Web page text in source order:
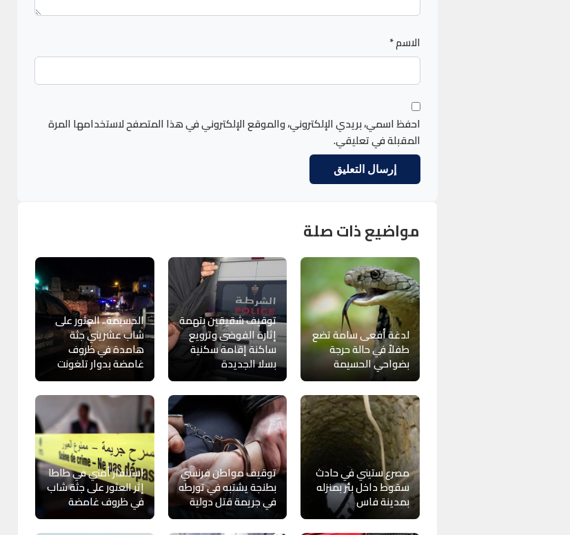
الاسم*
احفظ اسمي، بريدي الإلكتروني، والموقع الإلكتروني في هذا المتصفح لاستخدامها المرة
المقبلة في تعليقي.
مواضيع ذات صلة
لدغة أفعى سامة تضع
طفلاً في حالة حرجة
بضواحي الحسيمة
توقيف شقيقين بتهمة
إثارة الفوضى وترويع
ساكنة إقامة سكنية
بسلا الجديدة
الحسيمة.. العثور على
شاب عشريني جثة
هامدة في ظروف
غامضة بدوار تلغونت
مصرع ستيني في حادث
سقوط داخل بئر بمنزله
بمدينة فاس
توقيف مواطن فرنسي
بطنجة يشتبه في تورطه
في جريمة قتل دولية
استنفار أمني في طاطا
إثر العثور على جثة شاب
في ظروف غامضة